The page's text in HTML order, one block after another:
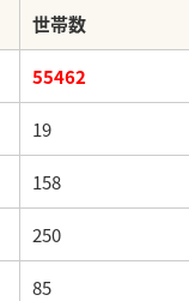
世帯数
55462
19
158
250
85